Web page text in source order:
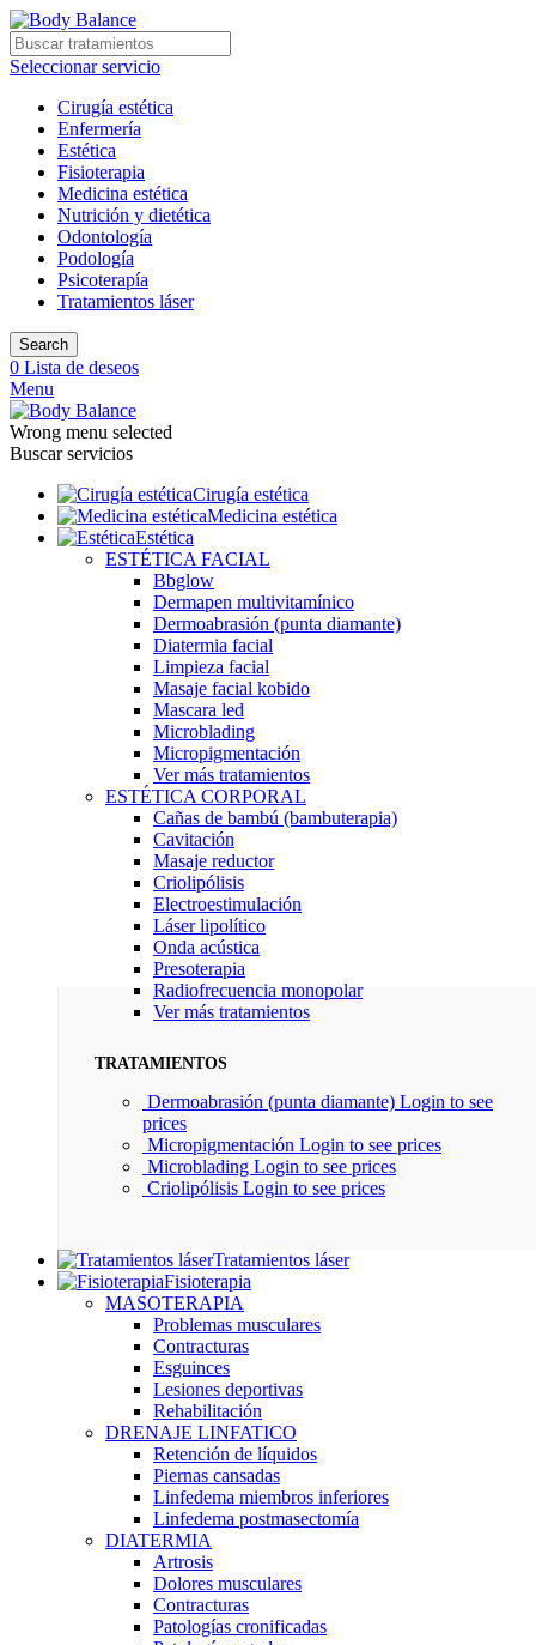
Seleccionar servicio
Cirugía estética
Enfermería
Estética
Fisioterapia
Medicina estética
Nutrición y dietética
Odontología
Podología
Psicoterapía
Tratamientos láser
Search
0 Lista de deseos
Menu
Wrong menu selected
Buscar servicios
Cirugía estética
Medicina estética
Estética
ESTÉTICA FACIAL
Bbglow
Dermapen multivitamínico
Dermoabrasión (punta diamante)
Diatermia facial
Limpieza facial
Masaje facial kobido
Mascara led
Microblading
Micropigmentación
Ver más tratamientos
ESTÉTICA CORPORAL
Cañas de bambú (bambuterapia)
Cavitación
Masaje reductor
Criolipólisis
Electroestimulación
Láser lipolítico
Onda acústica
Presoterapia
Radiofrecuencia monopolar
Ver más tratamientos
TRATAMIENTOS
Dermoabrasión (punta diamante) Login to see
prices
Micropigmentación Login to see prices
Microblading Login to see prices
Criolipólisis Login to see prices
Tratamientos láser
Fisioterapia
MASOTERAPIA
Problemas musculares
Contracturas
Esguinces
Lesiones deportivas
Rehabilitación
DRENAJE LINFATICO
Retención de líquidos
Piernas cansadas
Linfedema miembros inferiores
Linfedema postmasectomía
DIATERMIA
Artrosis
Dolores musculares
Contracturas
Patologías cronificadas